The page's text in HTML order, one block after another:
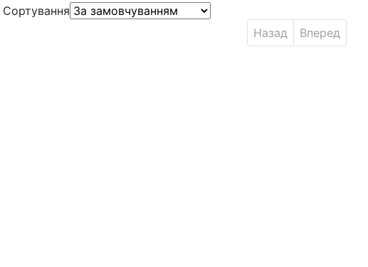
Сортування
Назад
Вперед